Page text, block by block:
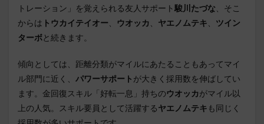
トレーション」を覚えられる友人サポート駿川たづな 、そこ
からは トウカイテイオー ウオッカ ヤエノムテキ
ツイン
ターボと続きます。
傾向としては、距離分類がマイルにあたることもあってマイ
ル部門に近く、 パワーサポート が大きく採用数を伸ばしてい
ます。金回復スキル「好転一息」持ちのウオッカがマイル以
上の人気。スキル要員として活躍するヤエノムテキ も同じく